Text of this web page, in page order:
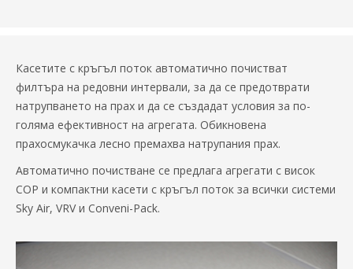
Касетите с кръгъл поток автоматично почистват
филтъра на редовни интервали, за да се предотврати
натрупването на прах и да се създадат условия за по-
голяма ефективност на агрегата. Обикновена
прахосмукачка лесно премахва натрупания прах.
Автоматично почистване се предлага агрегати с висок
COP и компактни касети с кръгъл поток за всички системи
Sky Air, VRV и Conveni-Pack.